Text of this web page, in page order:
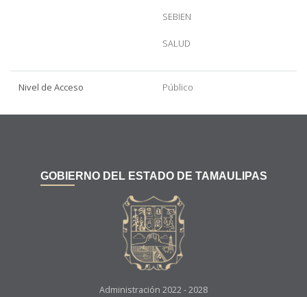
SEBIEN
SALUD
Nivel de Acceso Público
GOBIERNO DEL ESTADO DE TAMAULIPAS
Administración 2022 - 2028